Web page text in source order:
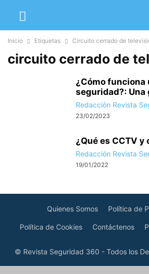
Inicio Etiquetas Circuito cerrado de
circuito cerrado de
¿Cómo funciona
seguridad?: Una
Redacción Revista
23/02/2023
¿Qué es CCTV
Redacción Revista
19/01/2022
Quienes Somos Política de
Política de Cookies Contáctenos
© Revista Seguridad 360 - Todos los